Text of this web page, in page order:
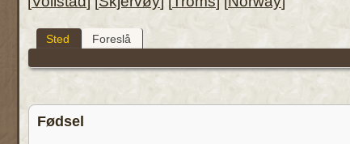
Sted Foreslå
Fødsel